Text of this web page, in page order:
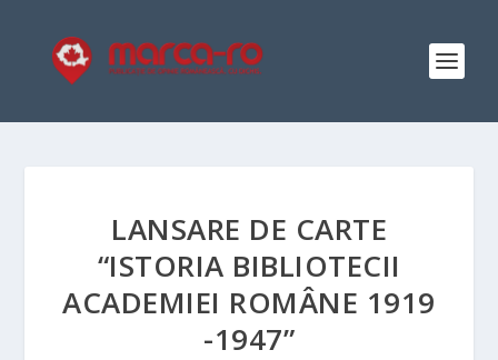
LANSARE DE CARTE
“ISTORIA BIBLIOTECII
ACADEMIEI ROMÂNE 1919
-1947”